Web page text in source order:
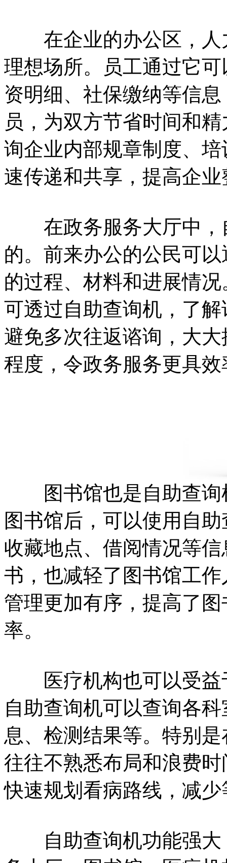
在企业的办公区，人
理想场所。员工通过它
资明细、社保缴纳等信
员，为双方节省时间和
询企业内部规章制度、
速传递和共享，提高企
在政务服务大厅中，
的。前来办公的公民可
的过程、材料和进展情
可透过自助查询机，了
避免多次往返谘询，大
程度，令政务服务更具
图书馆也是自助查询
图书馆后，可以使用自
收藏地点、借阅情况等
书，也减轻了图书馆工
管理更加有序，提高了
率。
医疗机构也可以受益
自助查询机可以查询各
息、检测结果等。特别
往往不熟悉布局和浪费
快速规划看病路线，减
自助查询机功能强大